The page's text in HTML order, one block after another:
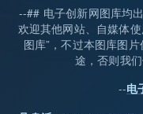
--## 电子创新网图库均
欢迎其他网站、自媒体
图库”，不过本图库图
途，否则我
--电